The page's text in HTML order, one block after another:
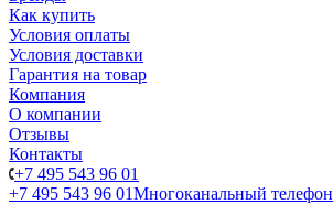
Как купить
Условия оплаты
Условия доставки
Гарантия на товар
Компания
О компании
Отзывы
Контакты
+7 495 543 96 01
+7 495 543 96 01Многоканальный телефон